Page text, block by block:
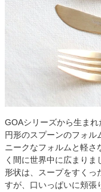
GOAシリーズから生ま
円形のスプーンのフォル
ニークなフォルムと軽さ
く間に世界中に広まり
形状は、スープをすくっ
すが、口いっぱいに頬張